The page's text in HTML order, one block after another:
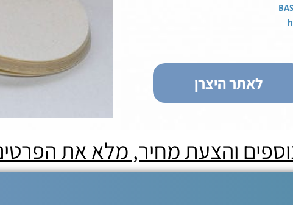
לאתר היצרן
והצעת מחיר, מלא את